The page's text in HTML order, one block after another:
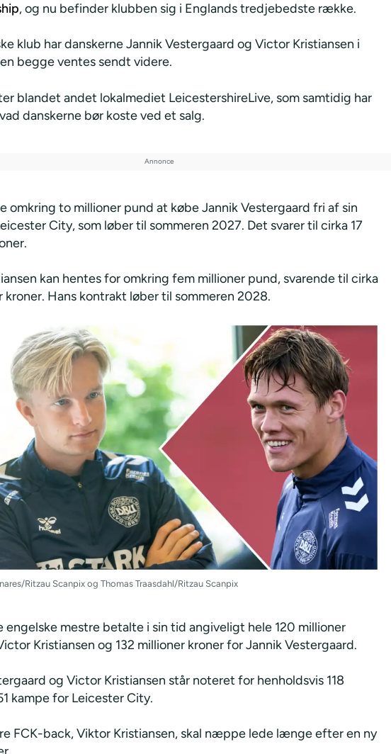
, og nu befinder klubben sig i Englands tredjebedste række.
klub har danskerne Jannik Vestergaard og Victor Kristiansen i
begge ventes sendt videre.
blandet andet lokalmediet LeicestershireLive, som samtidig har
danskerne bør koste ved et salg.
omkring to millioner pund at købe Jannik Vestergaard fri af sin
City, som løber til sommeren 2027. Det svarer til cirka 17
kan hentes for omkring fem millioner pund, svarende til cirka
kroner. Hans kontrakt løber til sommeren 2028.
Ritzau Scanpix og Thomas Traasdahl/Ritzau Scanpix
engelske mestre betalte i sin tid angiveligt hele 120 millioner
Kristiansen og 132 millioner kroner for Jannik Vestergaard.
og Victor Kristiansen står noteret for henholdsvis 118
kampe for Leicester City.
FCK-back, Viktor Kristiansen, skal næppe lede længe efter en ny